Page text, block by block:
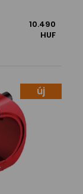
10.490
HUF
új